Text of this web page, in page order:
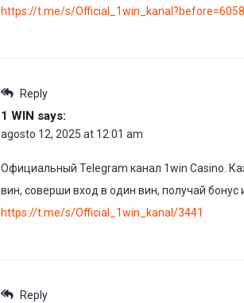
https://t.me/s/Official_1win_kanal?before=6058
Reply
1 WIN says:
agosto 12, 2025 at 12:01 am
Официальный Telegram канал 1win Casinо.
вин, соверши вход в один вин, получай
https://t.me/s/Official_1win_kanal/3441
Reply